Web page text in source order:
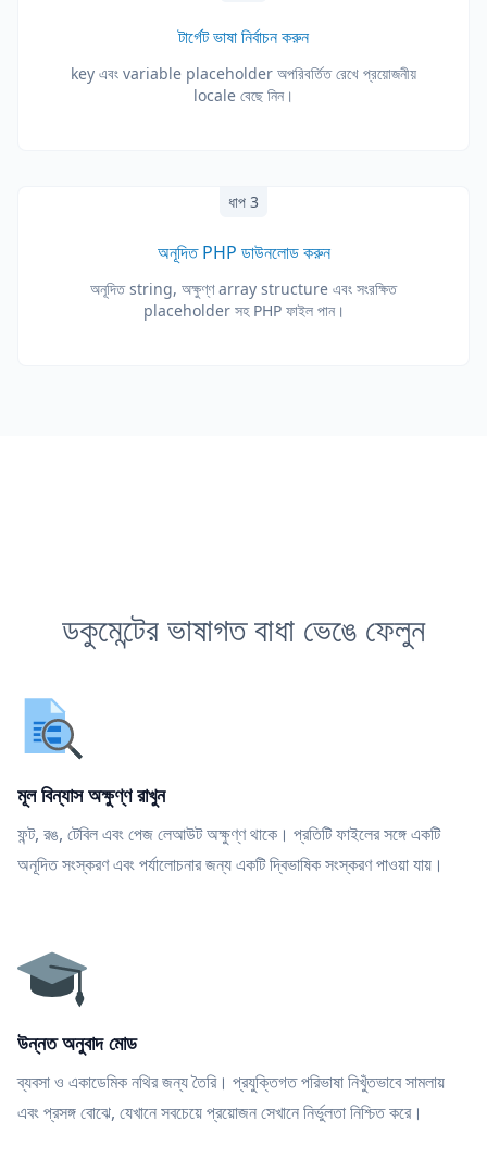
টার্গেট ভাষা নির্বাচন করুন
key এবং variable placeholder অপরিবর্তিত রেখে প্রয়োজনীয়
locale বেছে নিন।
ধাপ 3
অনূদিত PHP ডাউনলোড করুন
অনূদিত string, অক্ষুণ্ণ array structure এবং সংরক্ষিত
placeholder সহ PHP ফাইল পান।
ডকুমেন্টের ভাষাগত বাধা ভেঙে ফেলুন
মূল বিন্যাস অক্ষুণ্ণ রাখুন
ফন্ট, রঙ, টেবিল এবং পেজ লেআউট অক্ষুণ্ণ থাকে। প্রতিটি ফাইলের সঙ্গে একটি
অনূদিত সংস্করণ এবং পর্যালোচনার জন্য একটি দ্বিভাষিক সংস্করণ পাওয়া যায়।
উন্নত অনুবাদ মোড
ব্যবসা ও একাডেমিক নথির জন্য তৈরি। প্রযুক্তিগত পরিভাষা নিখুঁতভাবে সামলায়
এবং প্রসঙ্গ বোঝে, যেখানে সবচেয়ে প্রয়োজন সেখানে নির্ভুলতা নিশ্চিত করে।